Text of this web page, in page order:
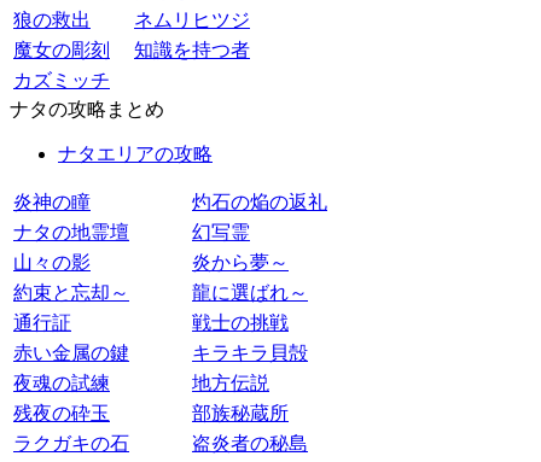
狼の救出
ネムリヒツジ
魔女の彫刻
知識を持つ者
カズミッチ
ナタの攻略まとめ
ナタエリアの攻略
炎神の瞳
灼石の焔の返礼
ナタの地霊壇
幻写霊
山々の影
炎から夢～
約束と忘却～
龍に選ばれ～
通行証
戦士の挑戦
赤い金属の鍵
キラキラ貝殻
夜魂の試練
地方伝説
残夜の砕玉
部族秘蔵所
ラクガキの石
盗炎者の秘島